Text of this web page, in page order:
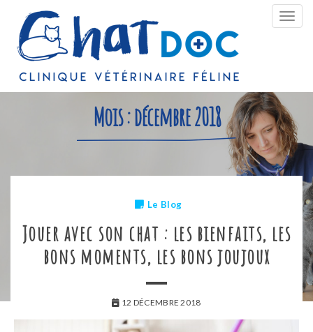
la
Mois :décembre 2018
Le Blog
Jouer avec son chat : les bienfaits, les
bons moments, les bons joujoux
12 DÉCEMBRE 2018